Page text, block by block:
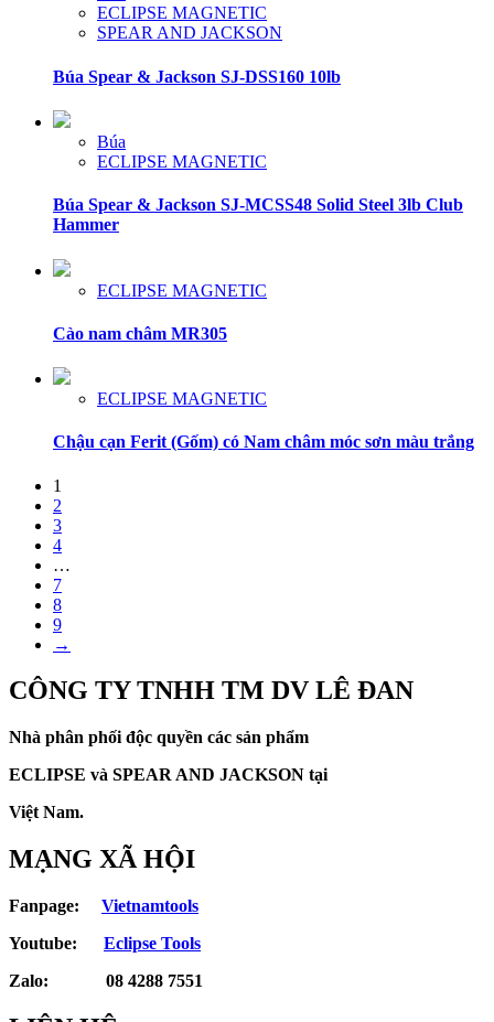
ECLIPSE MAGNETIC
SPEAR AND JACKSON
Búa Spear & Jackson SJ-DSS160 10lb
Búa
ECLIPSE MAGNETIC
Búa Spear & Jackson SJ-MCSS48 Solid Steel 3lb Club
Hammer
ECLIPSE MAGNETIC
Cào nam châm MR305
ECLIPSE MAGNETIC
Chậu cạn Ferit (Gốm) có Nam châm móc sơn màu trắng
1
2
3
4
…
7
8
9
→
CÔNG TY TNHH TM DV LÊ ĐAN
Nhà phân phối độc quyền các sản phẩm
ECLIPSE và SPEAR AND JACKSON tại
Việt Nam.
MẠNG XÃ HỘI
Fanpage: Vietnamtools
Youtube: Eclipse Tools
Zalo: 08 4288 7551